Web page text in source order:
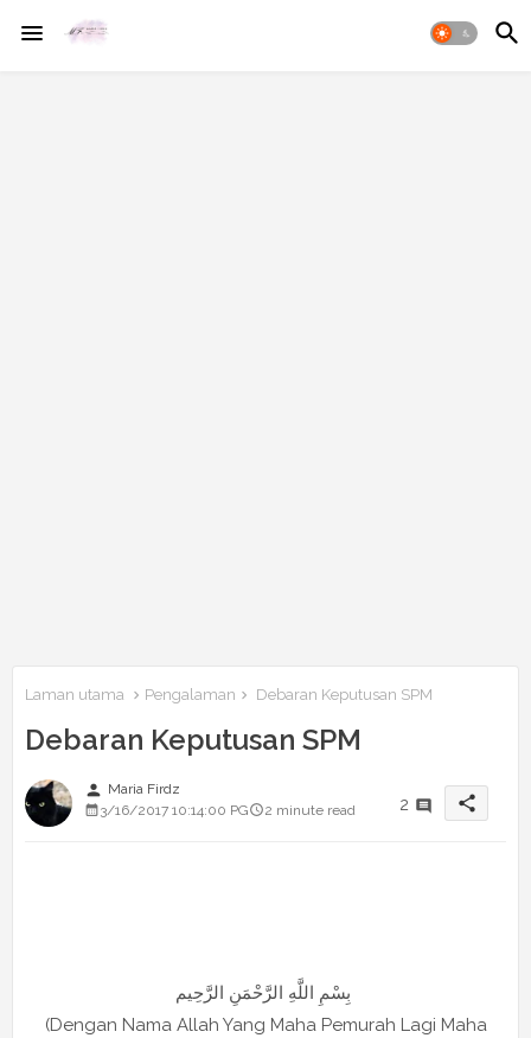
Laman utama Pengalaman Debaran Keputusan SPM
Debaran Keputusan SPM
person Maria Firdz
3/16/2017 10:14:00 PG
2 minute read 2 share
(Dengan Nama Allah Yang Maha Pemurah Lagi Maha